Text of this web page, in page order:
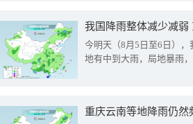
我国降雨整体减少减弱
今明天（8月5日至6日）
地有中到大雨，局地暴雨
重庆云南等地降雨仍然